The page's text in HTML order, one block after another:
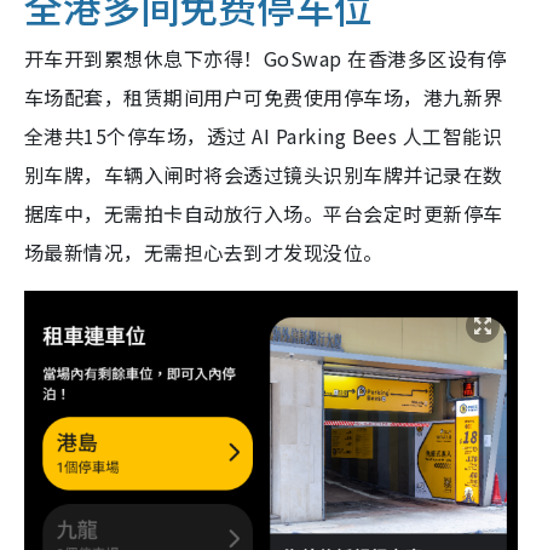
开车开到累想休息下亦得！GoSwap 在香港多区设有停
车场配套，租赁期间用户可免费使用停车场，港九新界
全港共15个停车场，透过 AI Parking Bees 人工智能识
别车牌，车辆入闸时将会透过镜头识别车牌并记录在数
据库中，无需拍卡自动放行入场。平台会定时更新停车
场最新情况，无需担心去到才发现没位。